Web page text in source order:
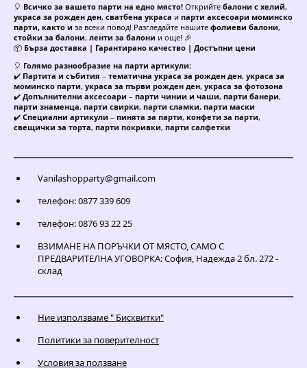
🎈 Всичко за вашето парти на едно място! Открийте балони с хелий,
украса за рожден ден, сватбена украса и парти аксесоари моминско
парти, както и за всеки повод! Разгледайте нашите фолиеви балони,
стойки за балони, ленти за балони и още! 🎉
📦 Бърза доставка | Гарантирано качество | Достъпни цени
🎈 Голямо разнообразие на парти артикули:
✔️ Партита и събития – тематична украса за рожден ден, украса за
моминско парти, украса за първи рожден ден, украса за фотозона
✔️ Допълнителни аксесоари – парти чинии и чаши, парти банери,
парти знаменца, парти свирки, парти сламки, парти маски
✔️ Специални артикули – пинята за парти, конфети за парти,
свещички за торта, парти покривки, парти салфетки
Vanilashopparty@gmail.com
телефон: 0877 339 609
телефон: 0876 93 22 25
ВЗИМАНЕ НА ПОРЪЧКИ ОТ МЯСТО, САМО С
ПРЕДВАРИТЕЛНА УГОВОРКА: София, Надежда 2 бл. 272 -
склад
Ние използваме " Бисквитки"
Политики за поверителност
Условия за ползване